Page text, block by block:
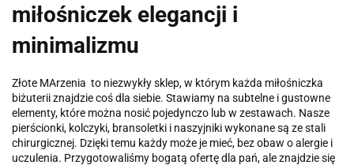
miłośniczek elegancji i
minimalizmu
Złote MArzenia to niezwykły sklep, w którym każda miłośniczka
biżuterii znajdzie coś dla siebie. Stawiamy na subtelne i gustowne
elementy, które można nosić pojedynczo lub w zestawach. Nasze
pierścionki, kolczyki, bransoletki i naszyjniki wykonane są ze stali
chirurgicznej. Dzięki temu każdy może je mieć, bez obaw o alergie i
uczulenia. Przygotowaliśmy bogatą ofertę dla pań, ale znajdzie się